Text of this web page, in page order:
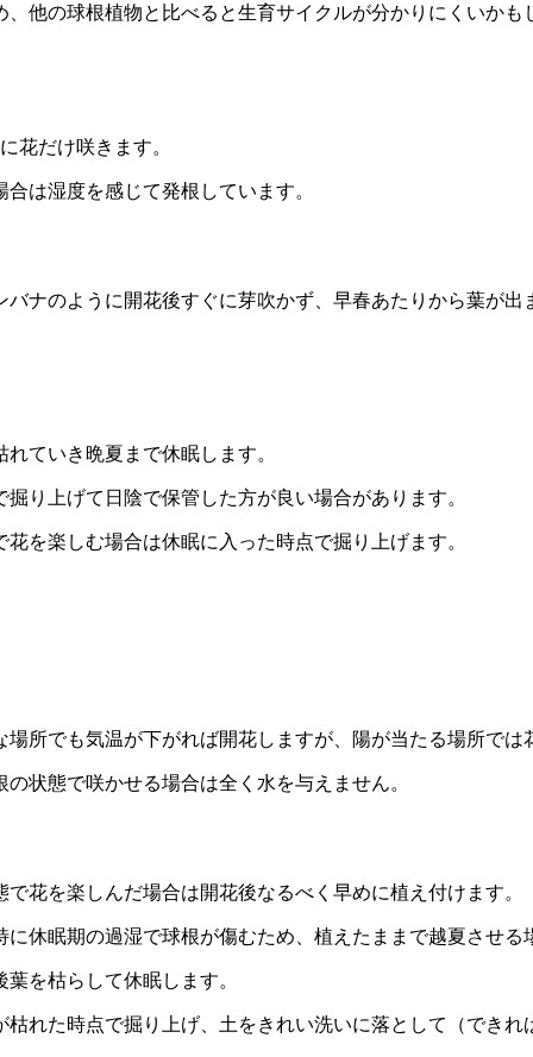
他の球根植物と比べると生育サイクルが分かりにくいか
花だけ咲きます。
は湿度を感じて発根しています。
ナのように開花後すぐに芽吹かず、早春あたりから葉が出
ていき晩夏まで休眠します。
り上げて日陰で保管した方が良い場合があります。
を楽しむ場合は休眠に入った時点で掘り上げます。
所でも気温が下がれば開花しますが、陽が当たる場所で
状態で咲かせる場合は全く水を与えません。
花を楽しんだ場合は開花後なるべく早めに植え付けます。
休眠期の過湿で球根が傷むため、植えたままで越夏させ
を枯らして休眠します。
れた時点で掘り上げ、土をきれい洗いに落として（でき